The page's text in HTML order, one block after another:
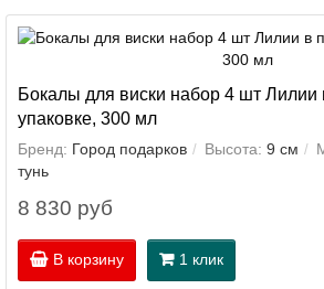
Бокалы для виски набор 4 шт Лилии
упаковке, 300 мл
Бренд: Город подарков Высота: 9 см
тунь
8 830 руб
В корзину 1 клик